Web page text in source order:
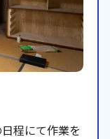
程にて作業を